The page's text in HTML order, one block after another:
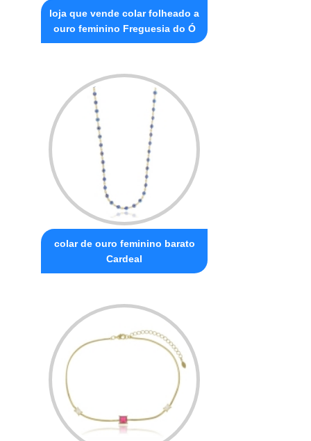
loja que vende colar folheado a
ouro feminino Freguesia do Ó
colar de ouro feminino barato
Cardeal